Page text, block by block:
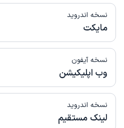
نسخه اندروید
مایکت
نسخه آیفون
وب اپلیکیشن
نسخه اندروید
لینک مستقیم